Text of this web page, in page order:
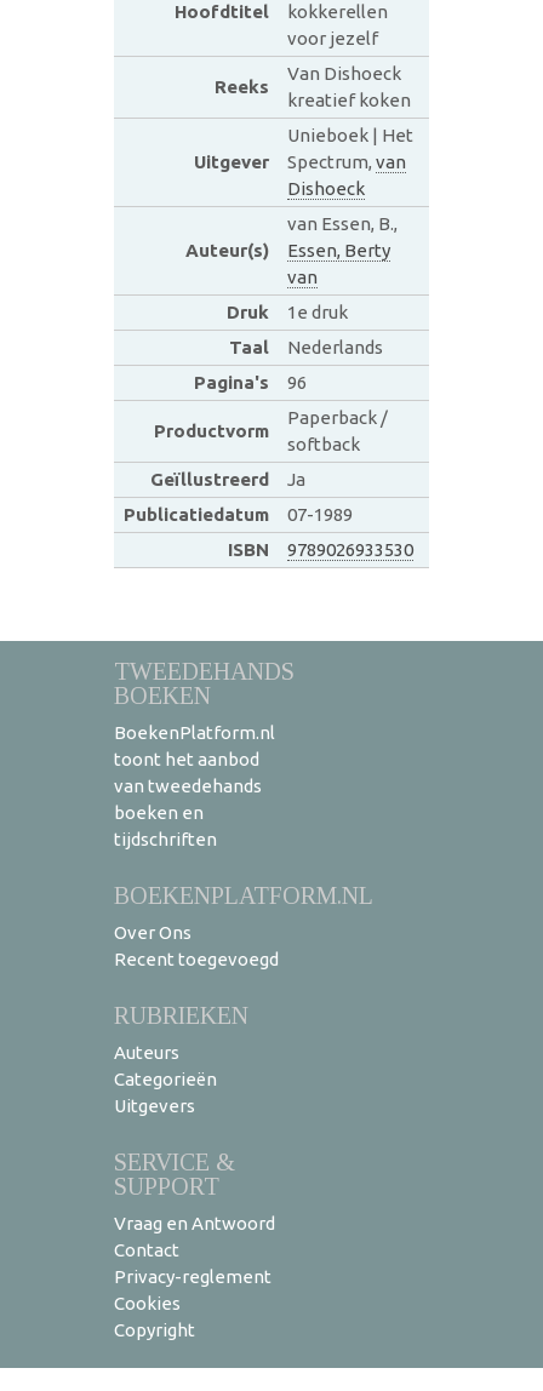
Hoofdtitel
kokkerellen
voor jezelf
Reeks
Van Dishoeck
kreatief koken
Uitgever
Unieboek | Het
Spectrum, van
Dishoeck
Auteur(s)
van Essen, B.,
Essen, Berty
van
Druk
1e druk
Taal
Nederlands
Pagina's
96
Productvorm
Paperback /
softback
Geïllustreerd
Ja
Publicatiedatum
07-1989
ISBN
9789026933530
TWEEDEHANDS
BOEKEN
BoekenPlatform.nl
toont het aanbod
van tweedehands
boeken en
tijdschriften
BOEKENPLATFORM.NL
Over Ons
Recent toegevoegd
RUBRIEKEN
Auteurs
Categorieën
Uitgevers
SERVICE &
SUPPORT
Vraag en Antwoord
Contact
Privacy-reglement
Cookies
Copyright